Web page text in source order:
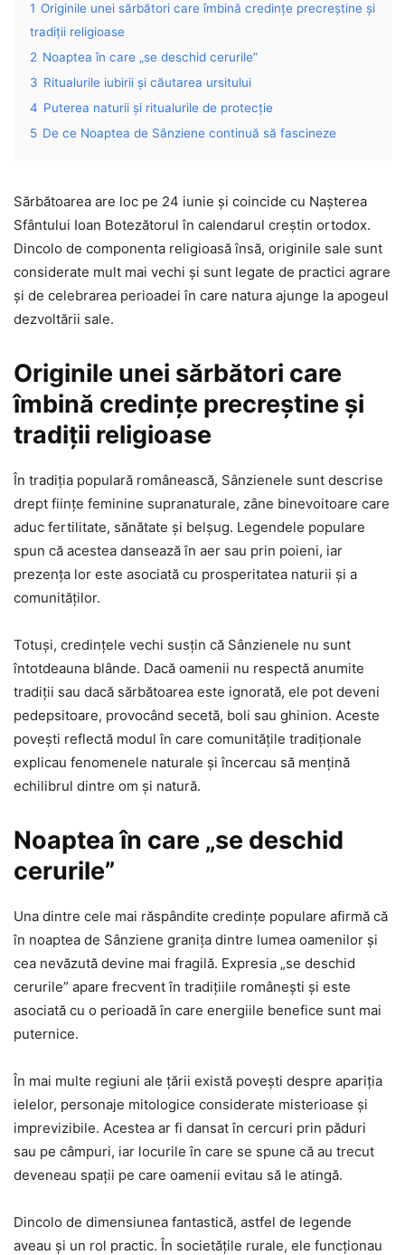
1 Originile unei sărbători care îmbină credințe precreștine și
tradiții religioase
2 Noaptea în care „se deschid cerurile”
3 Ritualurile iubirii și căutarea ursitului
4 Puterea naturii și ritualurile de protecție
5 De ce Noaptea de Sânziene continuă să fascineze
Sărbătoarea are loc pe 24 iunie și coincide cu Nașterea
Sfântului Ioan Botezătorul în calendarul creștin ortodox.
Dincolo de componenta religioasă însă, originile sale sunt
considerate mult mai vechi și sunt legate de practici agrare
și de celebrarea perioadei în care natura ajunge la apogeul
dezvoltării sale.
Originile unei sărbători care
îmbină credințe precreștine și
tradiții religioase
În tradiția populară românească, Sânzienele sunt descrise
drept ființe feminine supranaturale, zâne binevoitoare care
aduc fertilitate, sănătate și belșug. Legendele populare
spun că acestea dansează în aer sau prin poieni, iar
prezența lor este asociată cu prosperitatea naturii și a
comunităților.
Totuși, credințele vechi susțin că Sânzienele nu sunt
întotdeauna blânde. Dacă oamenii nu respectă anumite
tradiții sau dacă sărbătoarea este ignorată, ele pot deveni
pedepsitoare, provocând secetă, boli sau ghinion. Aceste
povești reflectă modul în care comunitățile tradiționale
explicau fenomenele naturale și încercau să mențină
echilibrul dintre om și natură.
Noaptea în care „se deschid
cerurile”
Una dintre cele mai răspândite credințe populare afirmă că
în noaptea de Sânziene granița dintre lumea oamenilor și
cea nevăzută devine mai fragilă. Expresia „se deschid
cerurile” apare frecvent în tradițiile românești și este
asociată cu o perioadă în care energiile benefice sunt mai
puternice.
În mai multe regiuni ale țării există povești despre apariția
ielelor, personaje mitologice considerate misterioase și
imprevizibile. Acestea ar fi dansat în cercuri prin păduri
sau pe câmpuri, iar locurile în care se spune că au trecut
deveneau spații pe care oamenii evitau să le atingă.
Dincolo de dimensiunea fantastică, astfel de legende
aveau și un rol practic. În societățile rurale, ele funcționau